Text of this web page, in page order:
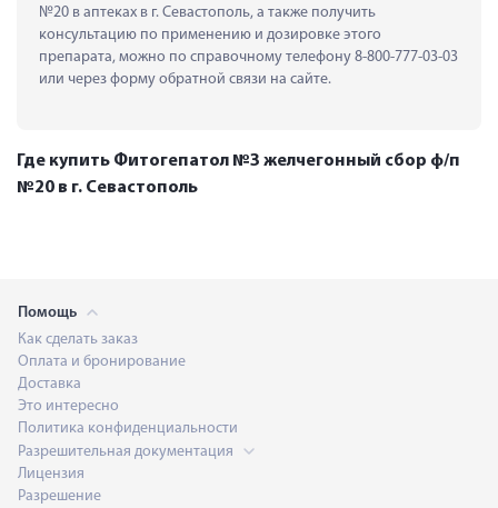
№20 в аптеках в г. Севастополь, а также получить
консультацию по применению и дозировке этого
препарата, можно по справочному телефону 8-800-777-03-03
или через форму обратной связи на сайте.
Где купить Фитогепатол №3 желчегонный сбор ф/п
№20 в г. Севастополь
Помощь
Как сделать заказ
Оплата и бронирование
Доставка
Это интересно
Политика конфиденциальности
Разрешительная документация
Лицензия
Разрешение